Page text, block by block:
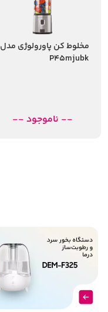
مخلوط کن پاورولوژی مدل
P45mjubk
-- ناموجود --